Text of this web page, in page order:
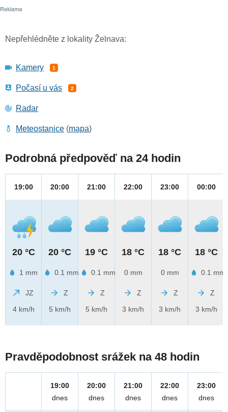
Nepřehlédněte z lokality Želnava:
Kamery 1
Počasí u vás 2
Radar
Meteostanice (mapa)
Podrobná předpověď na 24 hodin
19:00
20 °C
1 mm
JZ
4 km/h
20:00
20 °C
0.1 mm
Z
5 km/h
21:00
19 °C
0.1 mm
Z
5 km/h
22:00
18 °C
0 mm
Z
3 km/h
23:00
18 °C
0 mm
Z
3 km/h
00:00
18 °C
0.1 mm
Z
3 km/h
Pravděpodobnost srážek na 48 hodin
19:00
dnes
20:00
dnes
21:00
dnes
22:00
dnes
23:00
dnes